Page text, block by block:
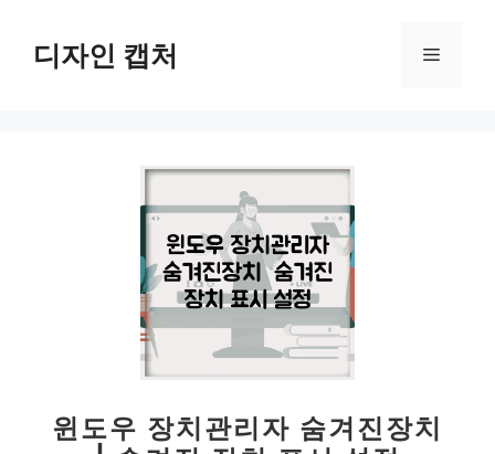
디자인 캡처 메
윈도우 장치관리자 숨겨진장치